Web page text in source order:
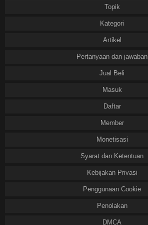
Topik
Kategori
Artikel
Pertanyaan dan jawaban
Jual Beli
Masuk
Daftar
Member
Monetisasi
Syarat dan Ketentuan
Kebijakan Privasi
Penggunaan Cookie
Penolakan
DMCA